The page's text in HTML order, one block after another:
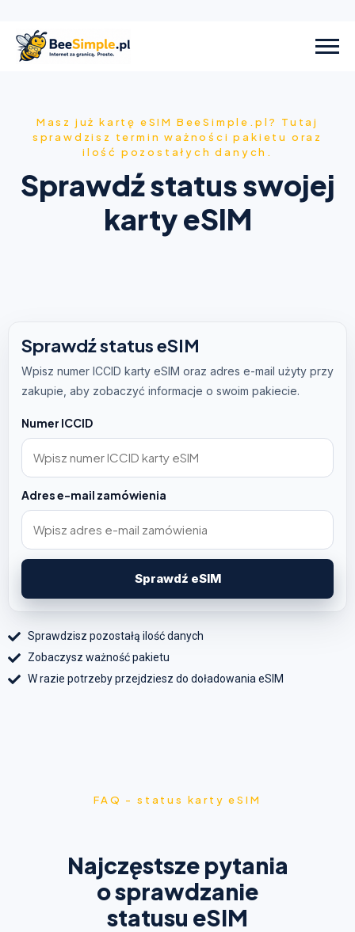
Masz już kartę eSIM BeeSimple.pl? Tutaj
sprawdzisz termin ważności pakietu oraz
ilość pozostałych danych.
Sprawdź status swojej
karty eSIM
Sprawdź status eSIM
Wpisz numer ICCID karty eSIM oraz adres e-mail użyty przy
zakupie, aby zobaczyć informacje o swoim pakiecie.
Numer ICCID
Adres e-mail zamówienia
Sprawdź eSIM
Sprawdzisz pozostałą ilość danych
Zobaczysz ważność pakietu
W razie potrzeby przejdziesz do doładowania eSIM
FAQ - status karty eSIM
Najczęstsze pytania
o sprawdzanie
statusu eSIM